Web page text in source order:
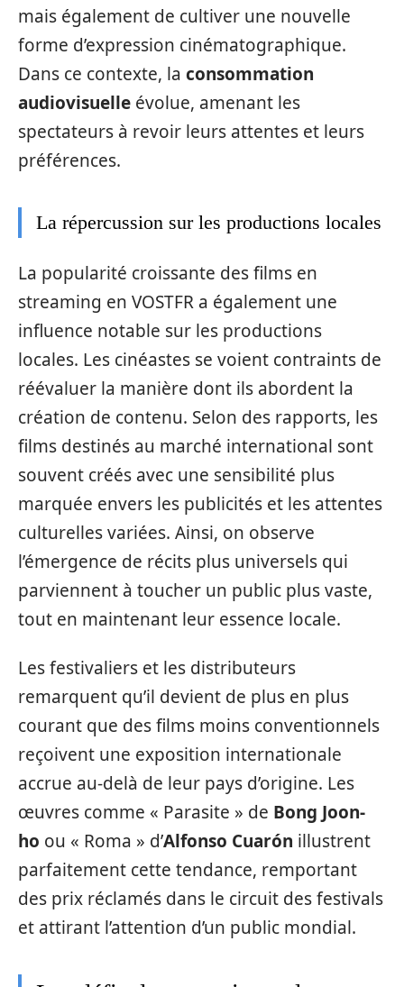
mais également de cultiver une nouvelle
forme d’expression cinématographique.
Dans ce contexte, la consommation
audiovisuelle évolue, amenant les
spectateurs à revoir leurs attentes et leurs
préférences.
La répercussion sur les productions locales
La popularité croissante des films en
streaming en VOSTFR a également une
influence notable sur les productions
locales. Les cinéastes se voient contraints de
réévaluer la manière dont ils abordent la
création de contenu. Selon des rapports, les
films destinés au marché international sont
souvent créés avec une sensibilité plus
marquée envers les publicités et les attentes
culturelles variées. Ainsi, on observe
l’émergence de récits plus universels qui
parviennent à toucher un public plus vaste,
tout en maintenant leur essence locale.
Les festivaliers et les distributeurs
remarquent qu’il devient de plus en plus
courant que des films moins conventionnels
reçoivent une exposition internationale
accrue au-delà de leur pays d’origine. Les
œuvres comme « Parasite » de Bong Joon-
ho ou « Roma » d’Alfonso Cuarón illustrent
parfaitement cette tendance, remportant
des prix réclamés dans le circuit des festivals
et attirant l’attention d’un public mondial.